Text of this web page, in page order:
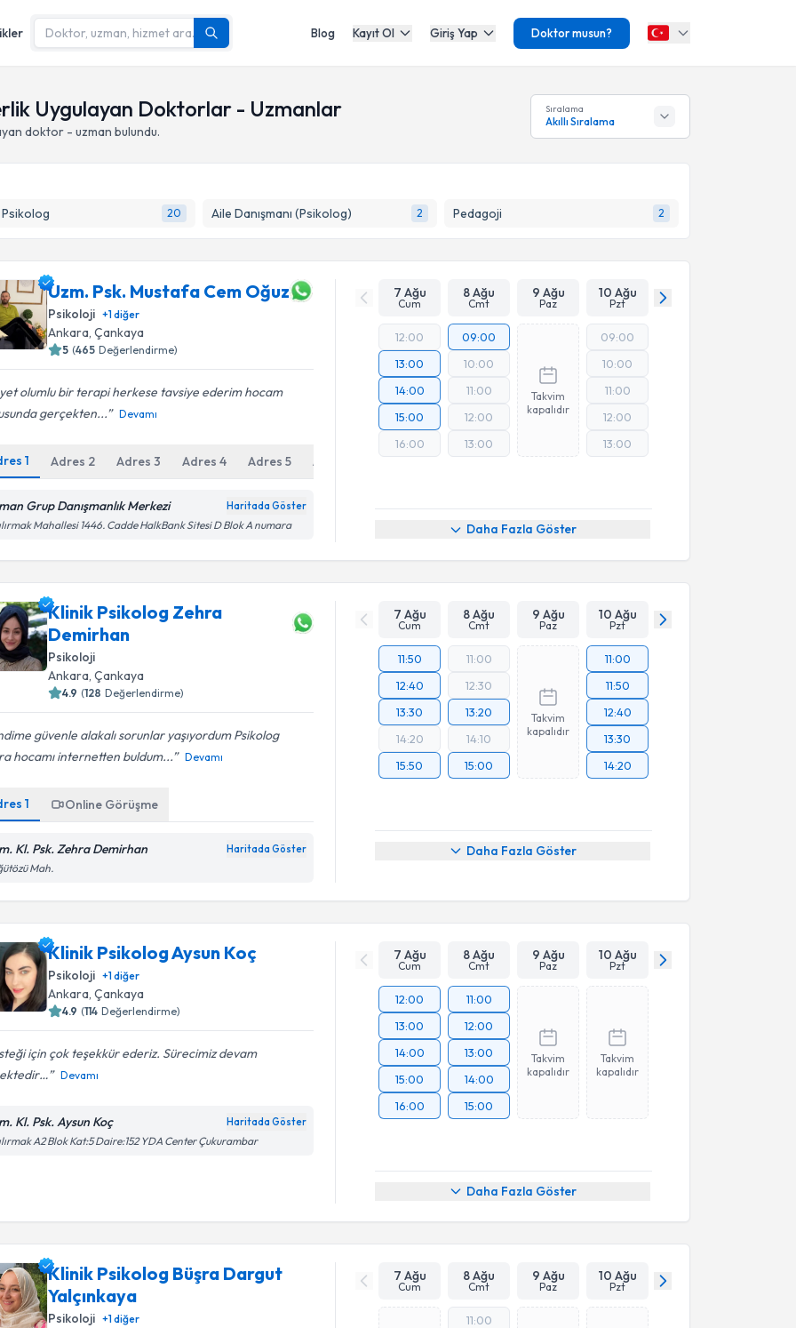
Blog Kayıt Ol Giriş Yap Doktor musun?
Uygulayan Doktorlar - Uzmanlar
doktor - uzman bulundu.
Sıralama
Akıllı Sıralama
20 Aile Danışmanı (Psikolog) 2 Pedagoji 2
Uzm. Psk. Mustafa Cem Oğuz
Psikoloji +1diğer
Ankara,Çankaya
5 (465 Değerlendirme)
olumlu bir terapi herkese tavsiye ederim hocam
gerçekten...
Devamı
1 Adres 2 Adres3 Adres4 Adres5 Adres Online Görüşme
Grup Danışmanlık Merkezi Haritada Göster
Mahallesi 1446. Cadde HalkBank Sitesi D Blok A numara
7 Ağu
Cum
8 Ağu
Cmt
9 Ağu
Paz
10 Ağu
Pzt
12:00
13:00
14:00
15:00
16:00
09:00
10:00
11:00
12:00
13:00
Takvim
kapalıdır
09:00
10:00
11:00
12:00
13:00
Daha Fazla Göster
Klinik Psikolog Zehra
Demirhan
Psikoloji
Ankara ,Çankaya
4.9 (128 Değerlendirme)
güvenle alakalı sorunlar yaşıyordum Psikolog
hocamı internetten buldum...
Devamı
1 Online Görüşme
Kl. Psk. Zehra Demirhan Haritada Göster
Mah.
7 Ağu
Cum
8 Ağu
Cmt
9 Ağu
Paz
10 Ağu
Pzt
11:50
12:40
13:30
14:20
15:50
11:00
12:30
13:20
14:10
15:00
Takvim
kapalıdır
11:00
11:50
12:40
13:30
14:20
Daha Fazla Göster
Klinik Psikolog Aysun Koç
Psikoloji +1diğer
Ankara ,Çankaya
4.9 (114 Değerlendirme)
için çok teşekkür ederiz. Sürecimiz devam
Devamı
Kl. Psk. Aysun Koç Haritada Göster
A2 Blok Kat:5 Daire:152 YDA Center Çukurambar
7 Ağu
Cum
8 Ağu
Cmt
9 Ağu
Paz
10 Ağu
Pzt
12:00
13:00
14:00
15:00
16:00
11:00
12:00
13:00
14:00
15:00
Takvim
kapalıdır
Takvim
kapalıdır
Daha Fazla Göster
Klinik Psikolog Büşra Dargut
Yalçınkaya
Psikoloji +1diğer
7 Ağu
Cum
8 Ağu
Cmt
9 Ağu
Paz
10 Ağu
Pzt
11:00